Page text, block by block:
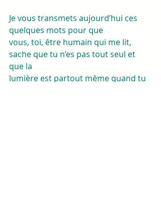
Je vous transmets aujourd’hui ces
quelques mots pour que
vous, toi, être humain qui me lit,
sache que tu n’es pas tout seul et
que la
lumière est partout même quand tu